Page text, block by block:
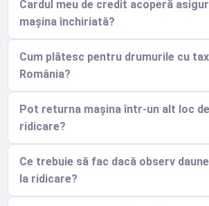
Cardul meu de credit acoperă
mașina închiriată?
Cum plătesc pentru drumurile cu
România?
Pot returna mașina într-un alt loc
ridicare?
Ce trebuie să fac dacă observ
la ridicare?